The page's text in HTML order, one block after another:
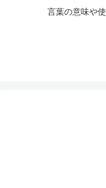
言葉の意味や